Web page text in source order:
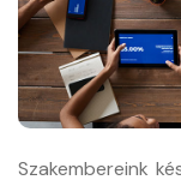
Szakembereink